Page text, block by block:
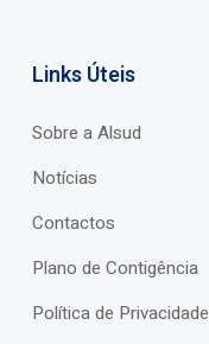
Links Úteis
Sobre a Alsud
Notícias
Contactos
Plano de Contigência
Política de Privacidade